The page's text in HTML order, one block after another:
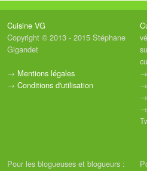
Cuisine VG
Copyright © 2013 - 2015 Stéphane
Gigandet
→ Mentions légales
→ Conditions d'utilisation
→
→
→
→
Pour les blogueuses et blogueurs :